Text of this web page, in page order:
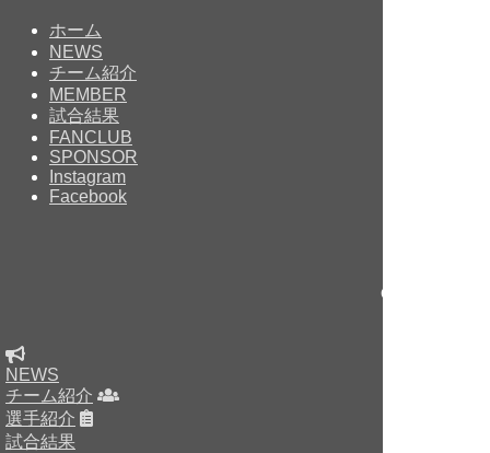
ホーム
NEWS
チーム紹介
MEMBER
試合結果
FANCLUB
SPONSOR
Instagram
Facebook
Copyright ©
NEWS
チーム紹介
選手紹介
試合結果